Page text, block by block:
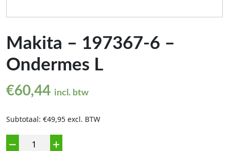
Makita – 197367-6 –
Ondermes L
€60,44 incl. btw
Subtotaal: €49,95 excl. BTW